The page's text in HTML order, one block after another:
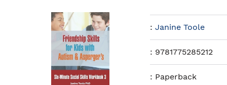
: Janine Toole
: 9781775285212
: Paperback